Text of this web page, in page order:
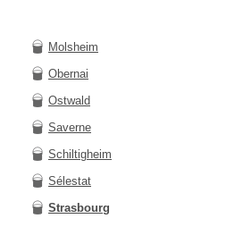
Molsheim
Obernai
Ostwald
Saverne
Schiltigheim
Sélestat
Strasbourg